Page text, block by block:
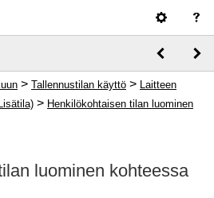
> Tallennustilan käyttö > Laitteen
> Henkilökohtaisen tilan luominen
luominen kohteessa